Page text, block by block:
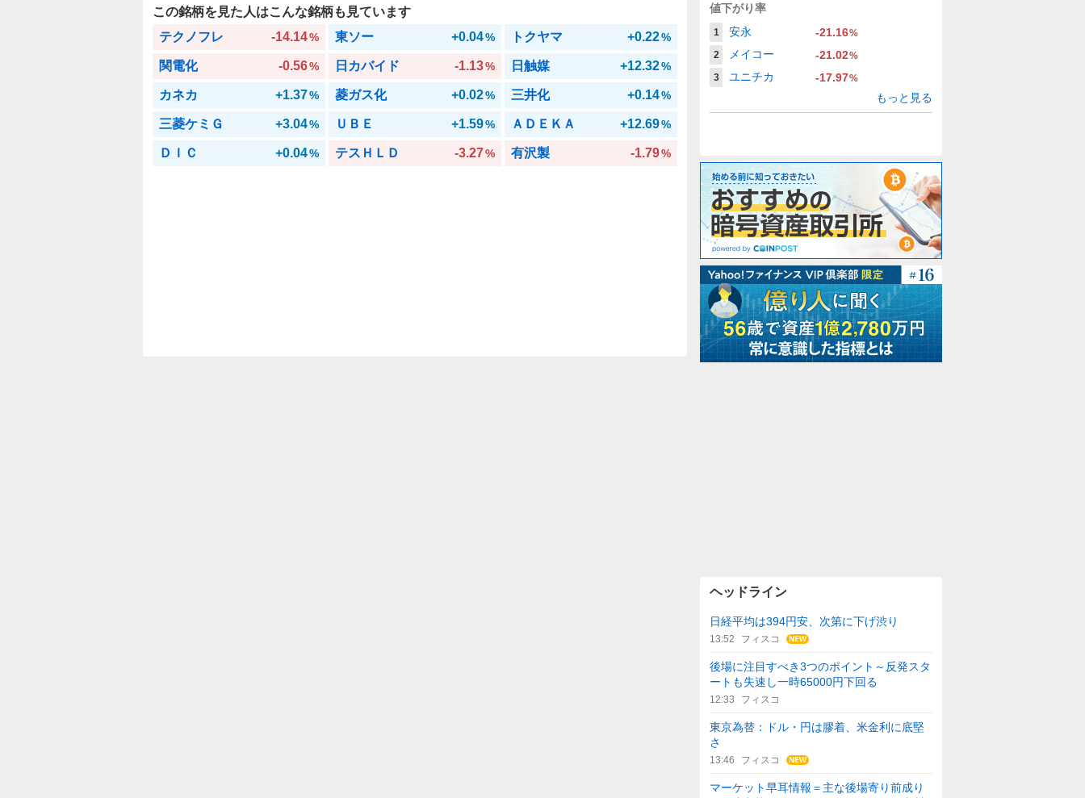
この銘柄を見た人はこんな銘柄も見ています
テクノフレ
-14.14% 東ソー +0.04% トクヤマ +0.22%
関電化 -0.56% 日カバイド -1.13% 日触媒 +12.32%
カネカ +1.37% 菱ガス化 +0.02% 三井化 +0.14%
三菱ケミＧ +3.04% ＵＢＥ +1.59% ＡＤＥＫＡ +12.69%
ＤＩＣ +0.04% テスＨＬＤ -3.27% 有沢製 -1.79%
値下がり率
1 安永 -21.16%
2
メイコー -21.02%
3
ユニチカ -17.97%
もっと見る
ヘッドライン
日経平均は394円安、次第に下げ渋り
13:52 フィスコ
後場に注目すべき3つのポイント～反発スタ
ートも失速し一時65000円下回る
12:33 フィスコ
東京為替：ドル・円は膠着、米金利に底堅
さ
13:46 フィスコ
マーケット早耳情報＝主な後場寄り前成り